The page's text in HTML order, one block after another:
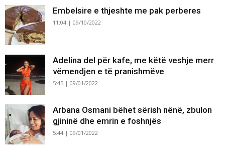
Embelsire e thjeshte me pak perberes
11:04 | 09/10/2022
Adelina del për kafe, me këtë veshje merr
vëmendjen e të pranishmëve
5:45 | 09/01/2022
Arbana Osmani bëhet sërish nënë, zbulon
gjininë dhe emrin e foshnjës
5:44 | 09/01/2022